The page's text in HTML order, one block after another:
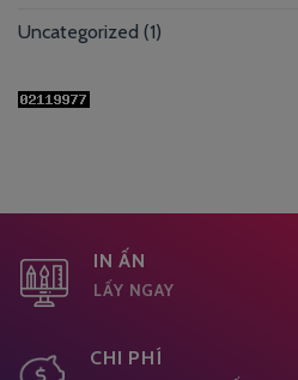
Uncategorized (1)
IN ẤN
LẤY NGAY
CHI PHÍ